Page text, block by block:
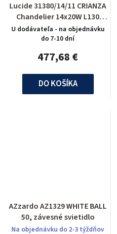
Lucide 31380/14/11 CRIANZA
Chandelier 14x20W L130
B60cm Chr
U dodávateľa - na objednávku
do 7-10 dní
477,68 €
DO KOŠÍKA
AZzardo AZ1329 WHITE BALL
50, závesné svietidlo
Na objednávku do 2-3 týždňov